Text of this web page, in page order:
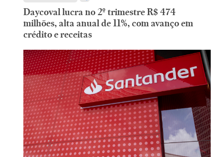
Daycoval lucra no 2º trimestre R$ 474
milhões, alta anual de 11%, com avanço em
crédito e receitas